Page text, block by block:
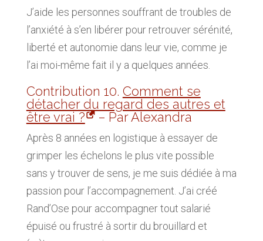
J’aide les personnes souffrant de troubles de
l’anxiété à s’en libérer pour retrouver sérénité,
liberté et autonomie dans leur vie, comme je
l’ai moi-même fait il y a quelques années.
Contribution 10. Comment se
détacher du regard des autres et
être vrai ?
– Par Alexandra
Après 8 années en logistique à essayer de
grimper les échelons le plus vite possible
sans y trouver de sens, je me suis dédiée à ma
passion pour l’accompagnement. J’ai créé
Rand’Ose pour accompagner tout salarié
épuisé ou frustré à sortir du brouillard et